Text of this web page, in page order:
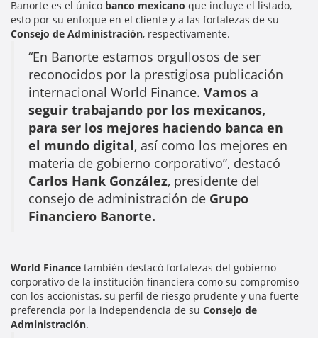
Banorte es el único banco mexicano que incluye el listado,
esto por su enfoque en el cliente y a las fortalezas de su
Consejo de Administración, respectivamente.
“En Banorte estamos orgullosos de ser
reconocidos por la prestigiosa publicación
internacional World Finance. Vamos a
seguir trabajando por los mexicanos,
para ser los mejores haciendo banca en
el mundo digital, así como los mejores en
materia de gobierno corporativo”, destacó
Carlos Hank González, presidente del
consejo de administración de Grupo
Financiero Banorte.
World Finance también destacó fortalezas del gobierno
corporativo de la institución financiera como su compromiso
con los accionistas, su perfil de riesgo prudente y una fuerte
preferencia por la independencia de su Consejo de
Administración.